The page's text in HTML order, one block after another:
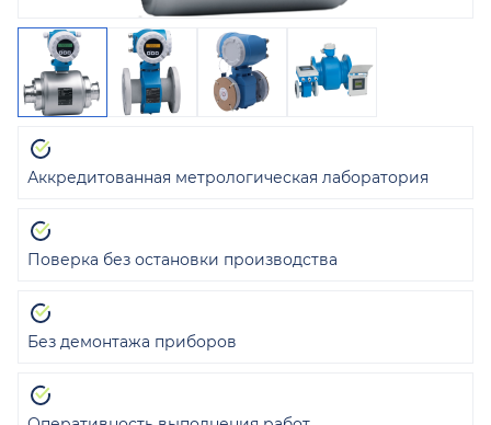
Аккредитованная метрологическая лаборатория
Поверка без остановки производства
Без демонтажа приборов